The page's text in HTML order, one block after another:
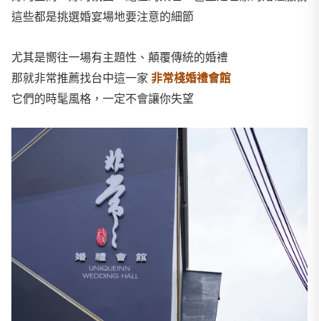
這些都是挑選婚宴場地要注意的細節
尤其是嚮往一場有主題性、顛覆傳統的婚禮
那就非常推薦找台中這一家 非常棧婚禮會館
它們的時髦風格，一定不會讓你失望